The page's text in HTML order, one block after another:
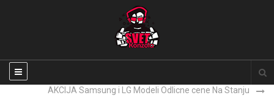
Xbox Series X NOVO
AKCIJA Samsung i LG Modeli Odlicne cene Na Stanju